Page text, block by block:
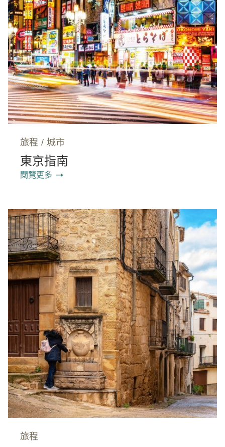
旅程 / 城市
東京指南
閱覽更多
旅程